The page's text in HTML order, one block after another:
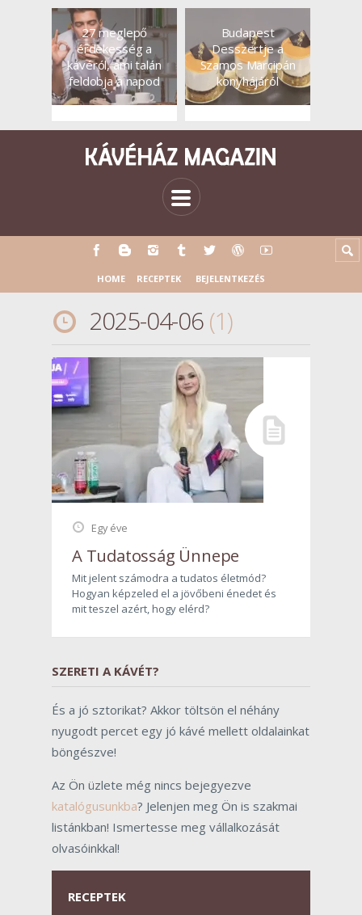
27 meglepő
érdekesség a
kávéról, ami talán
feldobja a napod
Budapest
Desszertje a
Szamos Marcipán
konyhájáról
HOME RECEPTEK BEJELENTKEZÉS
2025-04-06 1
Egy éve
A Tudatosság Ünnepe
Mit jelent számodra a tudatos életmód?
Hogyan képzeled el a jövőbeni énedet és
mit teszel azért, hogy elérd?
SZERETI A KÁVÉT?
És a jó sztorikat? Akkor töltsön el néhány
nyugodt percet egy jó kávé mellett oldalainkat
böngészve!
Az Ön üzlete még nincs bejegyezve
katalógusunkba? Jelenjen meg Ön is szakmai
listánkban! Ismertesse meg vállalkozását
olvasóinkkal!
RECEPTEK